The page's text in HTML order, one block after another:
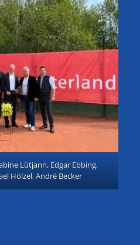
Lütjann, Edgar Ebbing,
Hölzel, André Becker